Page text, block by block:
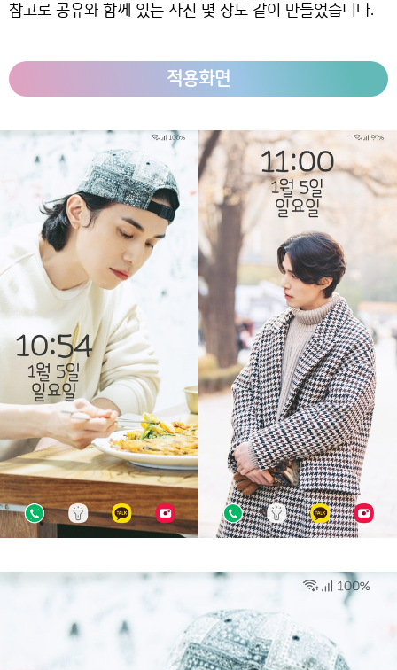
참고로 공유와 함께 있는 사진 몇 장도 같이 만들었습니다.
적용화면